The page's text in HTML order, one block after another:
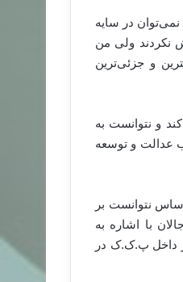
نمی‌توان در سایه
نکردند ولی من
و جزئی‌ترین
و نتوانست به
عدالت و توسعه
نتوانست بر
با اشاره به
داخل پ.ک.ک در